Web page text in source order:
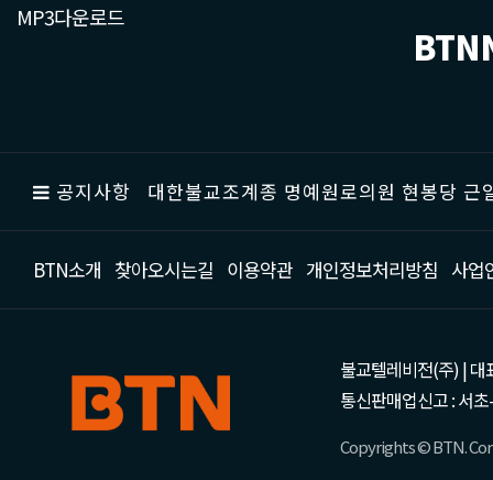
MP3다운로드
공지사항 대한불교조계종 명예원로의원 현봉당
BTN소개 찾아오시는길 이용약관 개인정보처리방침 사업
불교텔레비전(주) | 대
통신판매업신고 : 서
Copyrights © BTN.